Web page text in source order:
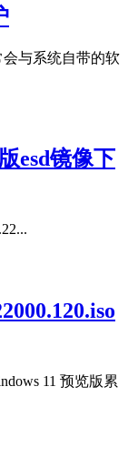
与系统自带的软
esd镜像下
11 预览版累